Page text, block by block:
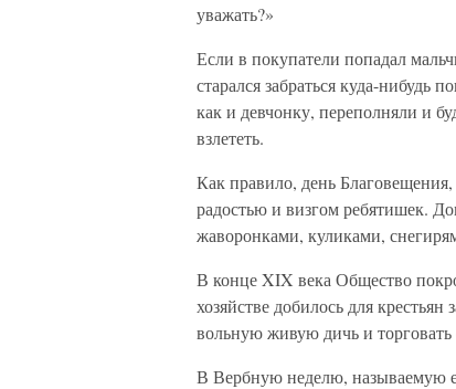
уважать?»
Если в покупатели попадал
старался забраться куда-
как и девчонку, переполняли и
взлететь.
Как правило, день
радостью и визгом ребятишек.
жаворонками, куликами,
В конце XIX века Общество
хозяйстве добилось для
вольную живую дичь и
В Вербную неделю, называемую